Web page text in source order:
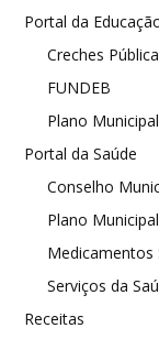
Portal da
Creches
FUNDEB
Plano
Portal da Saúde
Conselho
Plano
Medicamentos
Serviços da
Receitas